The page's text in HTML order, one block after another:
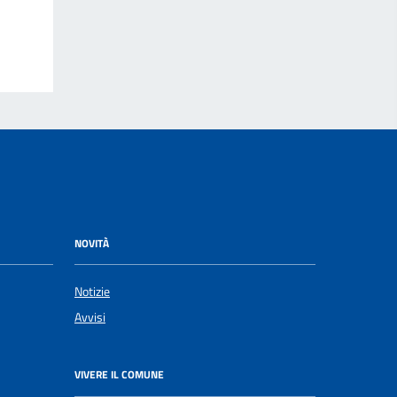
NOVITÀ
Notizie
Avvisi
VIVERE IL COMUNE